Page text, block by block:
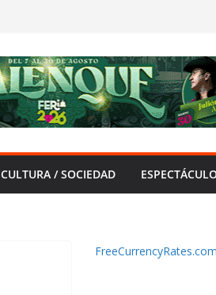
CULTURA / SOCIEDAD
FreeCurrencyRates.com